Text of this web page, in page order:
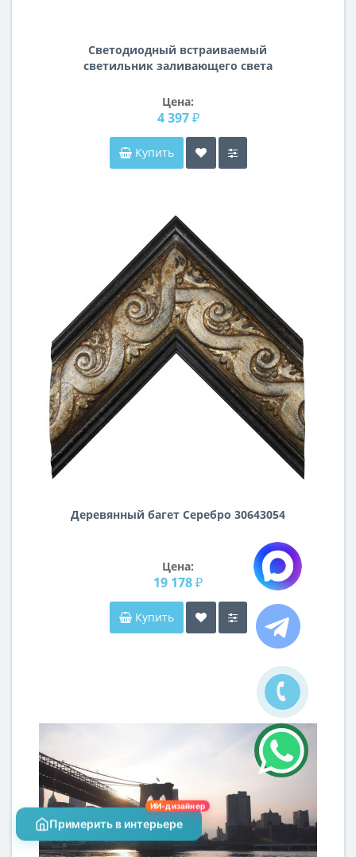
Светодиодный встраиваемый
светильник заливающего света
Цена:
4 397 ₽
Купить
Деревянный багет Серебро 30643054
Цена:
19 178 ₽
Купить
Примерить в интерьере
ИИ-дизайнер